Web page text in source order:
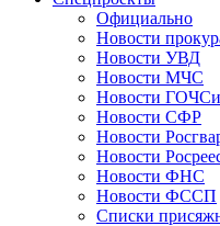
Официально
Новости
Новости УВД
Новости МЧС
Новости
Новости СФР
Новости
Новости
Новости ФНС
Новости ФССП
Списки